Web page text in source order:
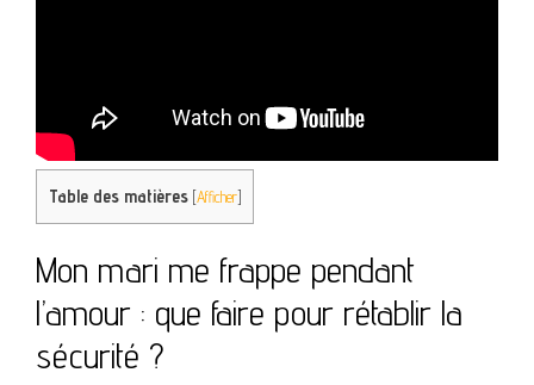
Table des matières [Afficher]
Mon mari me frappe pendant
l’amour : que faire pour rétablir la
sécurité ?